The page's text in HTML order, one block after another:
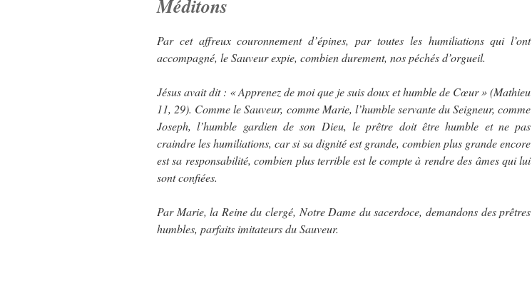
Méditons
Par cet affreux couronnement d’épines, par toutes les humiliations qui l’ont
accompagné, le Sauveur expie, combien dure­ment, nos péchés d’orgueil.
Jésus avait dit : « Apprenez de moi que je suis doux et humble de Cœur » (Mathieu
11, 29). Comme le Sauveur, comme Marie, l’humble servante du Seigneur, comme
Joseph, l’humble gardien de son Dieu, le prêtre doit être humble et ne pas
craindre les humiliations, car si sa dignité est grande, combien plus grande encore
est sa responsabilité, combien plus terrible est le compte à rendre des âmes qui lui
sont confiées.
Par Marie, la Reine du clergé, Notre Dame du sacerdoce, demandons des prêtres
humbles, parfaits imitateurs du Sauveur.